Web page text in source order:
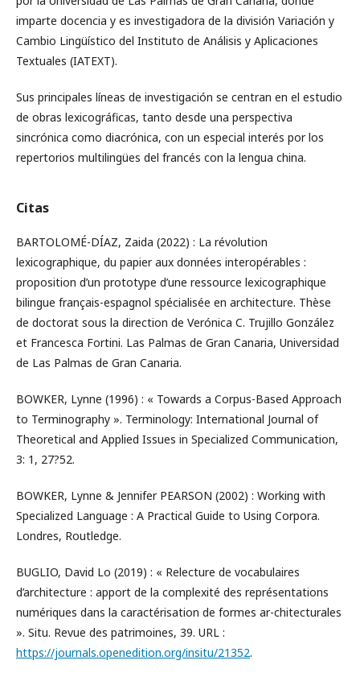
imparte docencia y es investigadora de la división Variación y
Cambio Lingüístico del Instituto de Análisis y Aplicaciones
Textuales (IATEXT).
Sus principales líneas de investigación se centran en el estudio
de obras lexicográficas, tanto desde una perspectiva
sincrónica como diacrónica, con un especial interés por los
repertorios multilingües del francés con la lengua china.
Citas
BARTOLOMÉ-DÍAZ, Zaida (2022) : La révolution
lexicographique, du papier aux données interopérables :
proposition d’un prototype d’une ressource lexicographique
bilingue français-espagnol spécialisée en architecture. Thèse
de doctorat sous la direction de Verónica C. Trujillo González
et Francesca Fortini. Las Palmas de Gran Canaria, Universidad
de Las Palmas de Gran Canaria.
BOWKER, Lynne (1996) : « Towards a Corpus-Based Approach
to Terminography ». Terminology: International Journal of
Theoretical and Applied Issues in Specialized Communication,
3: 1, 27?52.
BOWKER, Lynne & Jennifer PEARSON (2002) : Working with
Specialized Language : A Practical Guide to Using Corpora.
Londres, Routledge.
BUGLIO, David Lo (2019) : « Relecture de vocabulaires
d’architecture : apport de la complexité des représentations
numériques dans la caractérisation de formes ar-chitecturales
». Situ. Revue des patrimoines, 39. URL :
https://journals.openedition.org/insitu/21352.